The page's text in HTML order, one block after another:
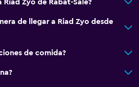
Riad Zyo de Rabat-Salé?
de llegar a Riad Zyo desde
de comida?